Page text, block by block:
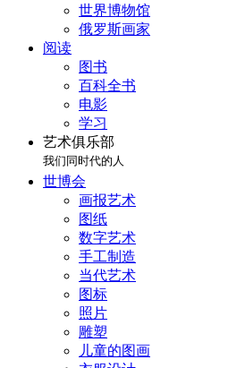
世界博物馆
俄罗斯画家
阅读
图书
百科全书
电影
学习
艺术俱乐部
我们同时代的人
世博会
画报艺术
图纸
数字艺术
手工制造
当代艺术
图标
照片
雕塑
儿童的图画